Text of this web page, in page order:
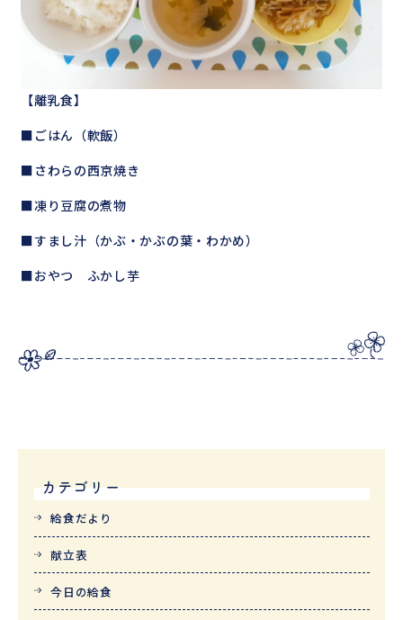
【離乳食】
■ごはん（軟飯）
■さわらの西京焼き
■凍り豆腐の煮物
■すまし汁（かぶ・かぶの葉・わかめ）
■おやつ ふかし芋
カテゴリー
給食だより
献立表
今日の給食